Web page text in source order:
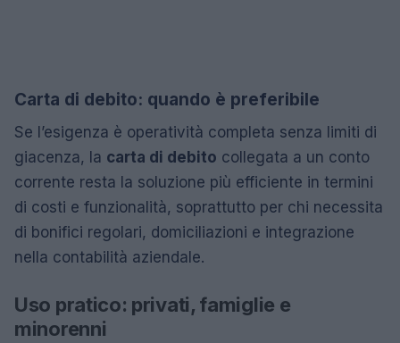
Carta di debito: quando è preferibile
Se l’esigenza è operatività completa senza limiti di
giacenza, la carta di debito collegata a un conto
corrente resta la soluzione più efficiente in termini
di costi e funzionalità, soprattutto per chi necessita
di bonifici regolari, domiciliazioni e integrazione
nella contabilità aziendale.
Uso pratico: privati, famiglie e
minorenni